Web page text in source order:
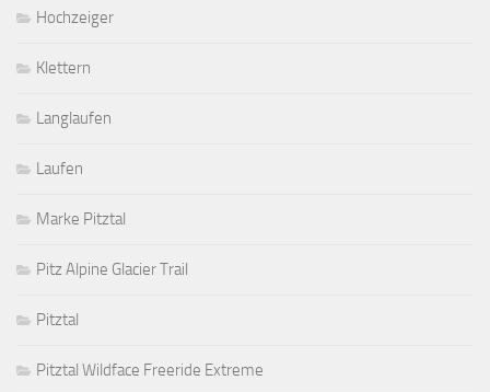
Hochzeiger
Klettern
Langlaufen
Laufen
Marke Pitztal
Pitz Alpine Glacier Trail
Pitztal
Pitztal Wildface Freeride Extreme